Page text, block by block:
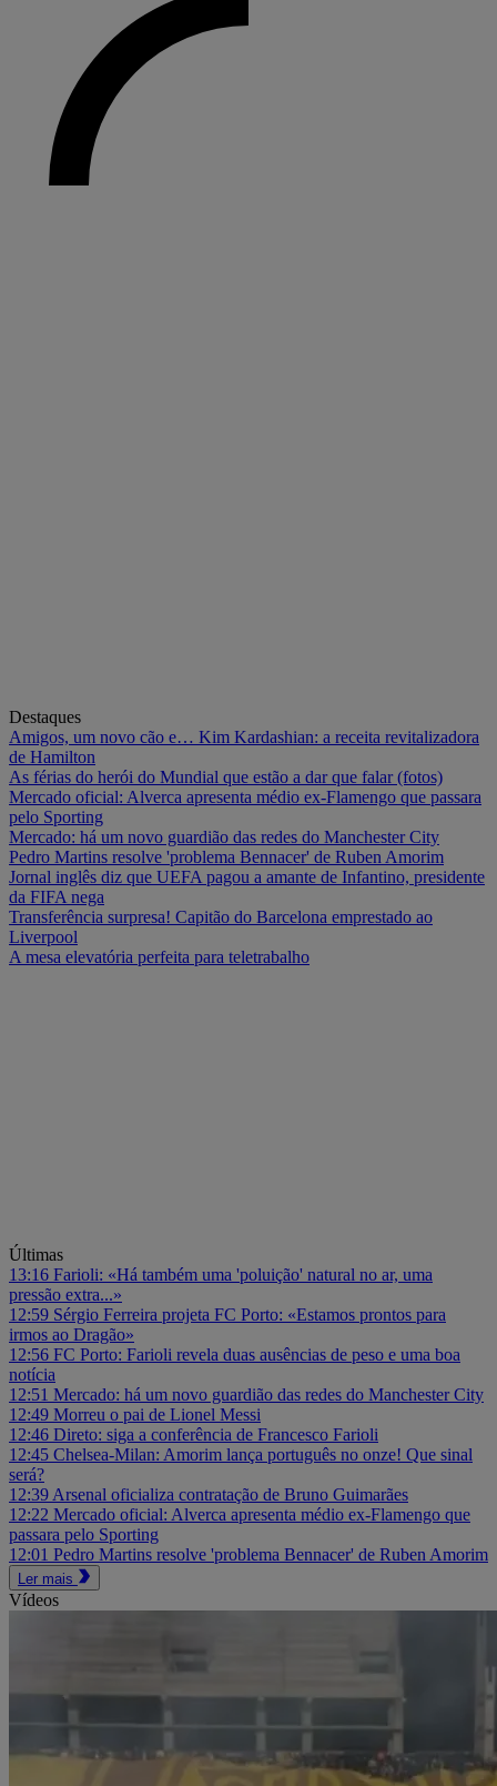
Destaques
Amigos, um novo cão e… Kim Kardashian: a receita revitalizadora
de Hamilton
As férias do herói do Mundial que estão a dar que falar (fotos)
Mercado oficial: Alverca apresenta médio ex-Flamengo que passara
pelo Sporting
Mercado: há um novo guardião das redes do Manchester City
Pedro Martins resolve 'problema Bennacer' de Ruben Amorim
Jornal inglês diz que UEFA pagou a amante de Infantino, presidente
da FIFA nega
Transferência surpresa! Capitão do Barcelona emprestado ao
Liverpool
A mesa elevatória perfeita para teletrabalho
Últimas
13:16 Farioli: «Há também uma 'poluição' natural no ar, uma
pressão extra...»
12:59 Sérgio Ferreira projeta FC Porto: «Estamos prontos para
irmos ao Dragão»
12:56 FC Porto: Farioli revela duas ausências de peso e uma boa
notícia
12:51 Mercado: há um novo guardião das redes do Manchester City
12:49 Morreu o pai de Lionel Messi
12:46 Direto: siga a conferência de Francesco Farioli
12:45 Chelsea-Milan: Amorim lança português no onze! Que sinal
será?
12:39 Arsenal oficializa contratação de Bruno Guimarães
12:22 Mercado oficial: Alverca apresenta médio ex-Flamengo que
passara pelo Sporting
12:01 Pedro Martins resolve 'problema Bennacer' de Ruben Amorim
Ler mais
Vídeos